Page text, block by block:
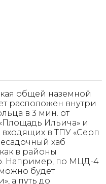
общей наземной
расположен внутри
в 3 мин. от
Ильича» и
в ТПУ «Серп
хаб
в районы
Например, по МЦД-4
будет
а путь до